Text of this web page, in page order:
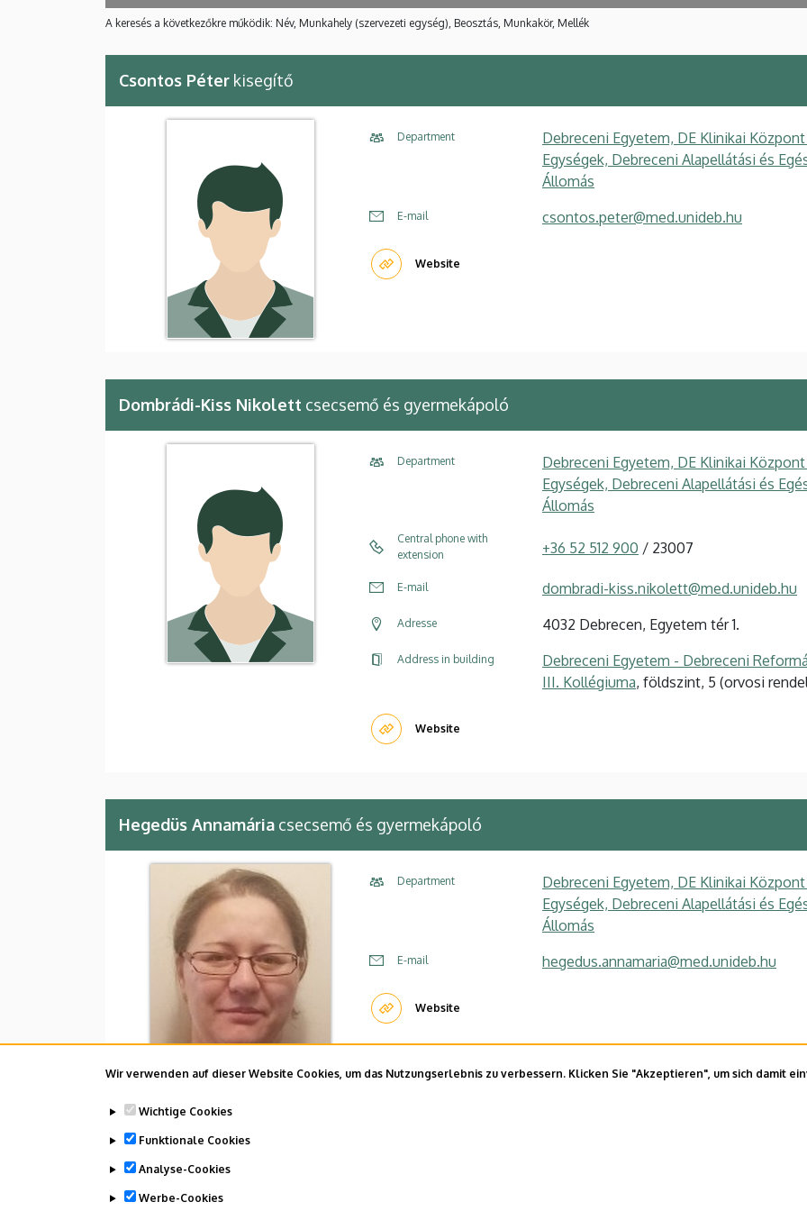
Wir verwenden auf dieser Website Cookies, um das Nutzungserlebnis zu verbessern. Klicken Sie "Akzeptieren", um sich damit
Wichtige Cookies
Funktionale Cookies
Analyse-Cookies
Werbe-Cookies
A keresés a következőkre működik: Név, Munkahely (szervezeti egység), Beosztás, Munkakör, Mellék
Csontos Péter kisegítő
Department
Debreceni Egyetem, DE Klinikai
Egységek, Debreceni Alapellátási és
Állomás
E-mail csontos.peter@med.unideb.hu
Website
Dombrádi-Kiss Nikolett csecsemő és gyermekápoló
Department
Debreceni Egyetem, DE Klinikai
Egységek, Debreceni Alapellátási és
Állomás
Central phone with
extension
+36 52 512 900 / 23007
E-mail dombradi-kiss.nikolett@med.unideb.hu
Adresse 4032 Debrecen, Egyetem tér 1.
Address in building
Debreceni Egyetem - Debreceni
III. Kollégiuma, földszint, 5 (orvosi
Website
Hegedüs Annamária csecsemő és gyermekápoló
Department
Debreceni Egyetem, DE Klinikai
Egységek, Debreceni Alapellátási és
Állomás
E-mail hegedus.annamaria@med.unideb.hu
Website
Dolgozói adatmódosítás igénylése a DE telefonkönyvében